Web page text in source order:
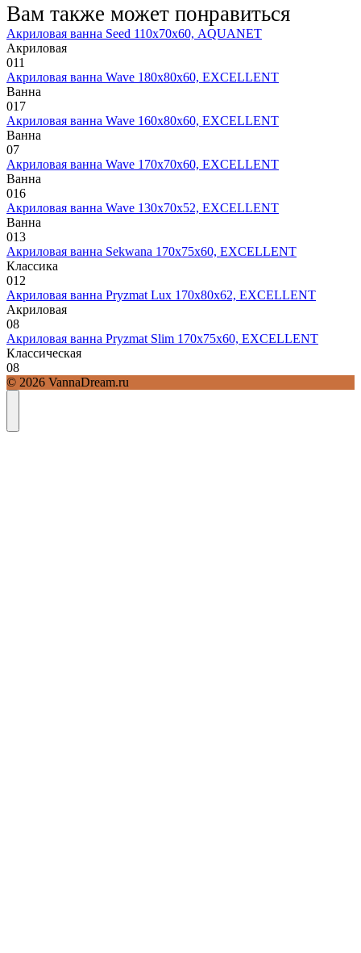
Вам также может понравиться
Акриловая ванна Seed 110х70х60, AQUANET
Акриловая
011
Акриловая ванна Wave 180х80х60, EXCELLENT
Ванна
017
Акриловая ванна Wave 160х80х60, EXCELLENT
Ванна
07
Акриловая ванна Wave 170х70х60, EXCELLENT
Ванна
016
Акриловая ванна Wave 130х70х52, EXCELLENT
Ванна
013
Акриловая ванна Sekwana 170х75х60, EXCELLENT
Классика
012
Акриловая ванна Pryzmat Lux 170х80х62, EXCELLENT
Акриловая
08
Акриловая ванна Pryzmat Slim 170х75х60, EXCELLENT
Классическая
08
© 2026 VannaDream.ru